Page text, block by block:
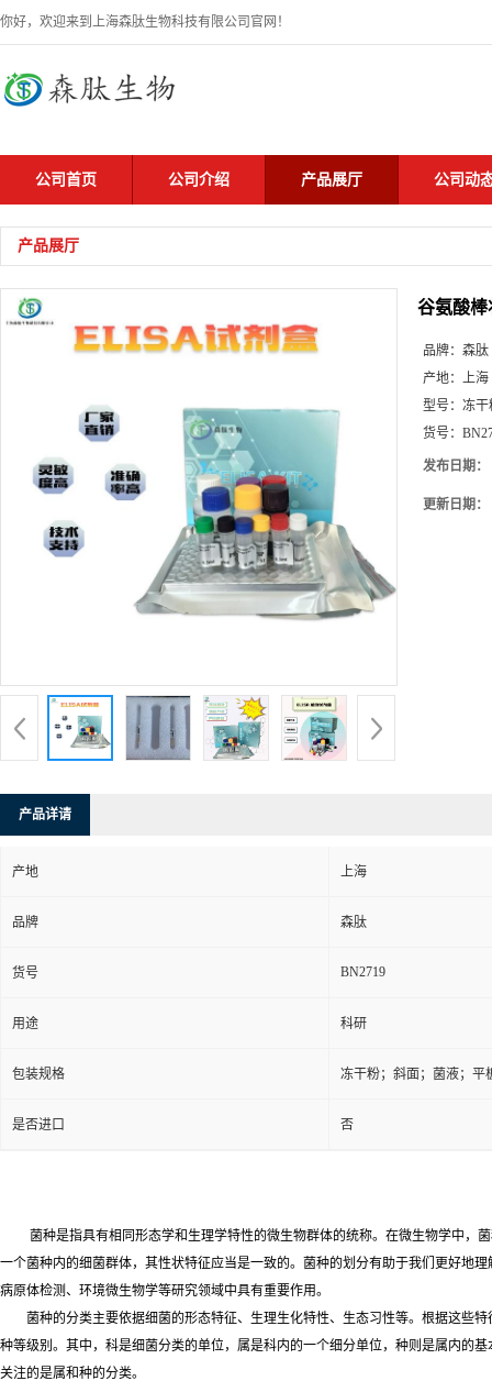
你好，欢迎来到上海森肽生物科技有限公司官网！
公司首页 公司介绍 产品展厅 公司动
产品展厅
谷氨酸棒
品牌： 森肽
产地： 上海
型号： 冻干
货号：
发布日期：
更新日期：
产品详请
产地 上海
品牌 森肽
货号 BN2719
用途 科研
包装规格 冻干粉；斜面；菌液；平
是否进口 否
菌种是指具有相同形态学和生理学特性的微生物群体的统称。在微生物学中，菌
一个菌种内的细菌群体，其性状特征应当是一致的。菌种的划分有助于我们更好地
病原体检测、环境微生物学等研究领域中具有重要作用。
菌种的分类主要依据细菌的形态特征、生理生化特性、生态习性等。根据这些特
种等级别。其中，科是细菌分类的单位，属是科内的一个细分单位，种则是属内的
关注的是属和种的分类。